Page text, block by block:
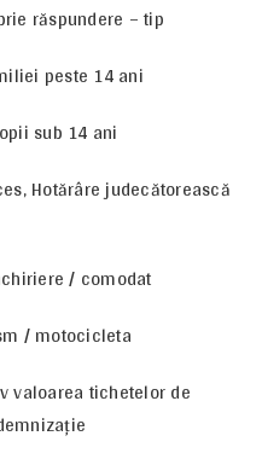
răspundere – tip
peste 14 ani
sub 14 ani
Hotărâre judecătorească
/ comodat
/ motocicleta
tichetelor de